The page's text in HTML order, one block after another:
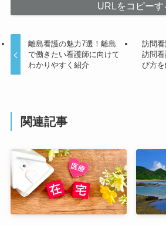
URLをコピーす
離島看護の魅力7選！離島
で働きたい看護師に向けて
わかりやすく紹介
訪問看
訪問
び方
関連記事